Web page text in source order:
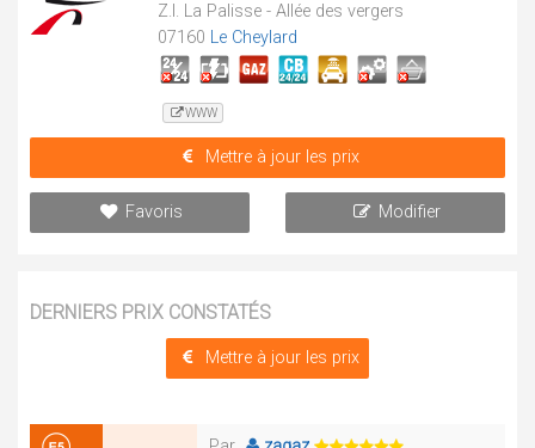
Z.I. La Palisse - Allée des vergers
07160 Le Cheylard
WWW
Mettre à jour les prix
Favoris Modifier
DERNIERS PRIX CONSTATÉS
Mettre à jour les prix